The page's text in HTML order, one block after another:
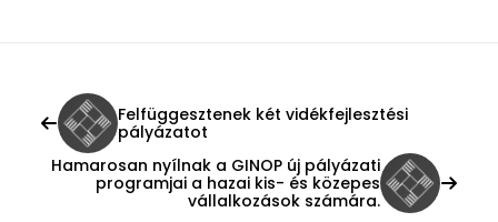
Felfüggesztenek két vidékfejlesztési
pályázatot
Hamarosan nyílnak a GINOP új pályázati
programjai a hazai kis- és közepes
vállalkozások számára.